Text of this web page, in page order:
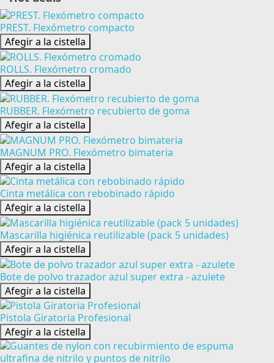
PREST. Flexómetro compacto
Afegir a la cistella
ROLLS. Flexómetro cromado
Afegir a la cistella
RUBBER. Flexómetro recubierto de goma
Afegir a la cistella
MAGNUM PRO. Flexómetro bimateria
Afegir a la cistella
Cinta metálica con rebobinado rápido
Afegir a la cistella
Mascarilla higiénica reutilizable (pack 5 unidades)
Afegir a la cistella
Bote de polvo trazador azul super extra - azulete
Afegir a la cistella
Pistola Giratoria Profesional
Afegir a la cistella